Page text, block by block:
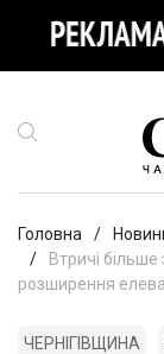
Головна
Втричі
розширення
ЧЕРНІГІВЩИНА